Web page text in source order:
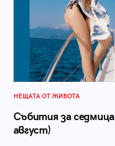
НЕЩАТА ОТ ЖИВОТА
Събития за
август)